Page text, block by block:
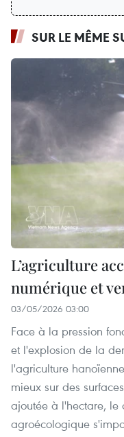
SUR LE MÊME
L’agriculture
numérique et
03/05/2026 03:00
Face à la pression
et l'explosion de la
l'agriculture
mieux sur des
ajoutée à l'hectare,
agroécologique